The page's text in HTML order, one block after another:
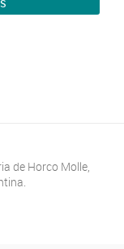
de Horco Molle,